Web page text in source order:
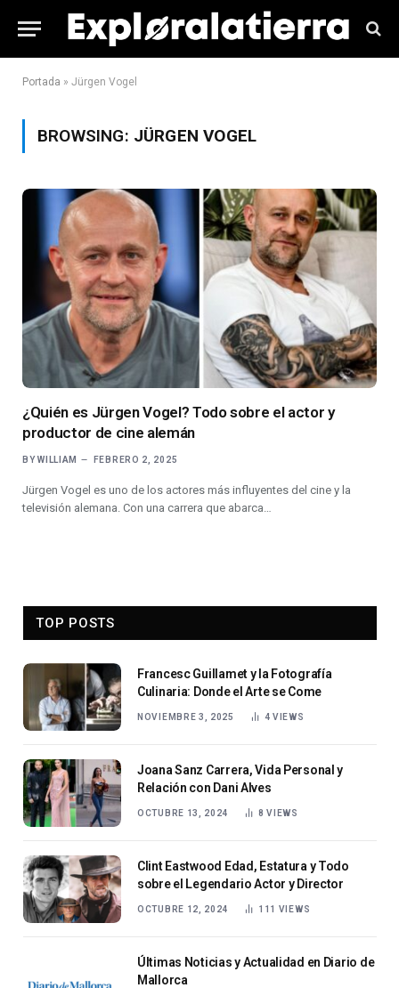
Portada » Jürgen Vogel
BROWSING: JÜRGEN VOGEL
¿Quién es Jürgen Vogel? Todo sobre el actor y
productor de cine alemán
BY WILLIAM FEBRERO 2, 2025
Jürgen Vogel es uno de los actores más influyentes del cine y la
televisión alemana. Con una carrera que abarca…
TOP POSTS
Francesc Guillamet y la Fotografía
Culinaria: Donde el Arte se Come
NOVIEMBRE 3, 2025 4VIEWS
Joana Sanz Carrera, Vida Personal y
Relación con Dani Alves
OCTUBRE 13, 2024 8VIEWS
Clint Eastwood Edad, Estatura y Todo
sobre el Legendario Actor y Director
OCTUBRE 12, 2024 111 VIEWS
Últimas Noticias y Actualidad en Diario de
Mallorca